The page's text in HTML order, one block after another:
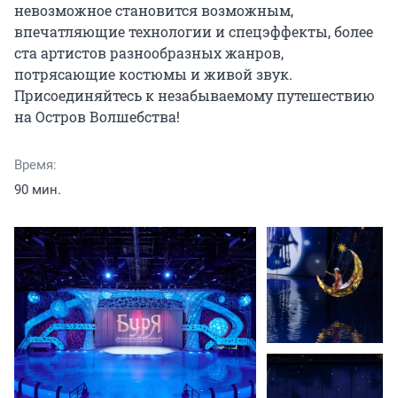
невозможное становится возможным,
впечатляющие технологии и спецэффекты, более
ста артистов разнообразных жанров,
потрясающие костюмы и живой звук.
Присоединяйтесь к незабываемому путешествию
на Остров Волшебства!
Время:
90 мин.